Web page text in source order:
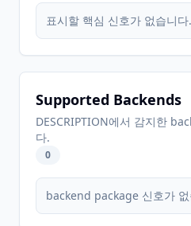
표시할 핵심 신호가 없습니다.
Supported Backends
DESCRIPTION에서 감지한
다.
0
backend package 신호가 없